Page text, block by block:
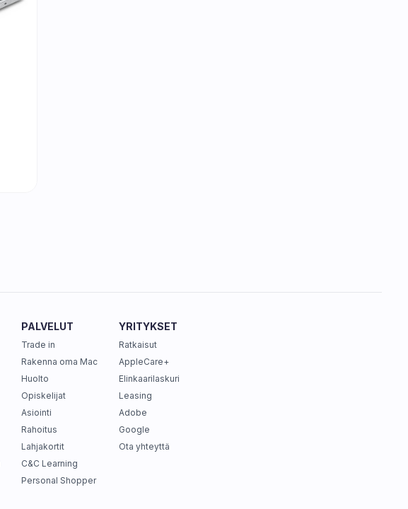
PALVELUT
Trade in
Rakenna oma Mac
Huolto
Opiskelijat
Asiointi
Rahoitus
Lahjakortit
C&C Learning
Personal Shopper
YRITYKSET
Ratkaisut
AppleCare+
Elinkaarilaskuri
Leasing
Adobe
Google
Ota yhteyttä